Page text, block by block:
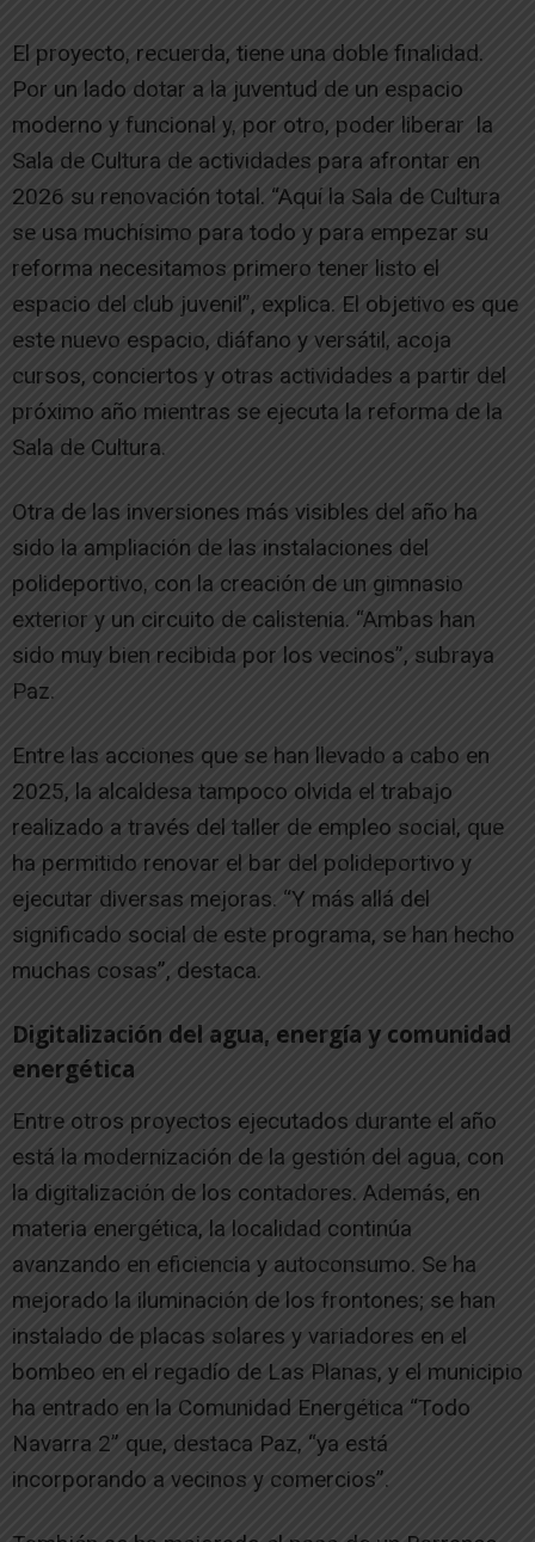
El proyecto, recuerda, tiene una doble finalidad.
Por un lado dotar a la juventud de un espacio
moderno y funcional y, por otro, poder liberar la
Sala de Cultura de actividades para afrontar en
2026 su renovación total. “Aquí la Sala de Cultura
se usa muchísimo para todo y para empezar su
reforma necesitamos primero tener listo el
espacio del club juvenil”, explica. El objetivo es que
este nuevo espacio, diáfano y versátil, acoja
cursos, conciertos y otras actividades a partir del
próximo año mientras se ejecuta la reforma de la
Sala de Cultura.
Otra de las inversiones más visibles del año ha
sido la ampliación de las instalaciones del
polideportivo, con la creación de un gimnasio
exterior y un circuito de calistenia. “Ambas han
sido muy bien recibida por los vecinos”, subraya
Paz.
Entre las acciones que se han llevado a cabo en
2025, la alcaldesa tampoco olvida el trabajo
realizado a través del taller de empleo social, que
ha permitido renovar el bar del polideportivo y
ejecutar diversas mejoras. “Y más allá del
significado social de este programa, se han hecho
muchas cosas”, destaca.
Digitalización del agua, energía y comunidad
energética
Entre otros proyectos ejecutados durante el año
está la modernización de la gestión del agua, con
la digitalización de los contadores. Además, en
materia energética, la localidad continúa
avanzando en eficiencia y autoconsumo. Se ha
mejorado la iluminación de los frontones; se han
instalado de placas solares y variadores en el
bombeo en el regadío de Las Planas, y el municipio
ha entrado en la Comunidad Energética “Todo
Navarra 2” que, destaca Paz, “ya está
incorporando a vecinos y comercios”.